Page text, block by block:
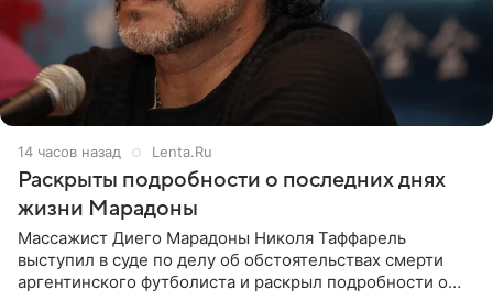
14 часов назад Lenta.Ru
Раскрыты подробности о последних днях
жизни Марадоны
Массажист Диего Марадоны Николя Таффарель
выступил в суде по делу об обстоятельствах смерти
аргентинского футболиста и раскрыл подробности о